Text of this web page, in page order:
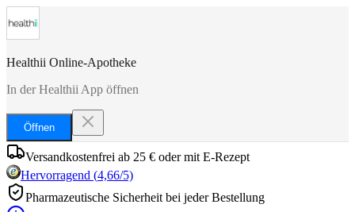
Healthii Online-Apotheke
In der Healthii App öffnen
Öffnen
Versandkostenfrei ab 25 € oder mit E-Rezept
Hervorragend (4,66/5)
Pharmazeutische Sicherheit bei jeder Bestellung